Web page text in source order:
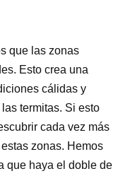
que las zonas
Esto crea una
cálidas y
termitas. Si esto
cada vez más
zonas. Hemos
que haya el doble de